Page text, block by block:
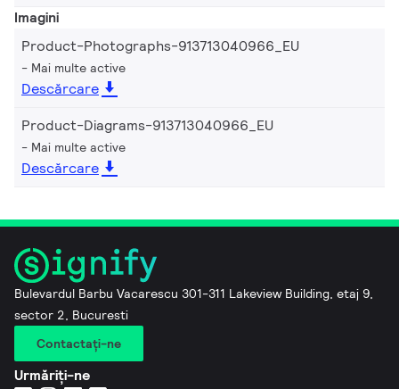
Imagini
Product-Photographs-913713040966_EU
Mai multe active
Descărcare
Product-Diagrams-913713040966_EU
Mai multe active
Descărcare
Bulevardul Barbu Vacarescu 301-311 Lakeview Building, etaj 9,
sector 2, Bucuresti
Contactaţi-ne
Urmăriți-ne